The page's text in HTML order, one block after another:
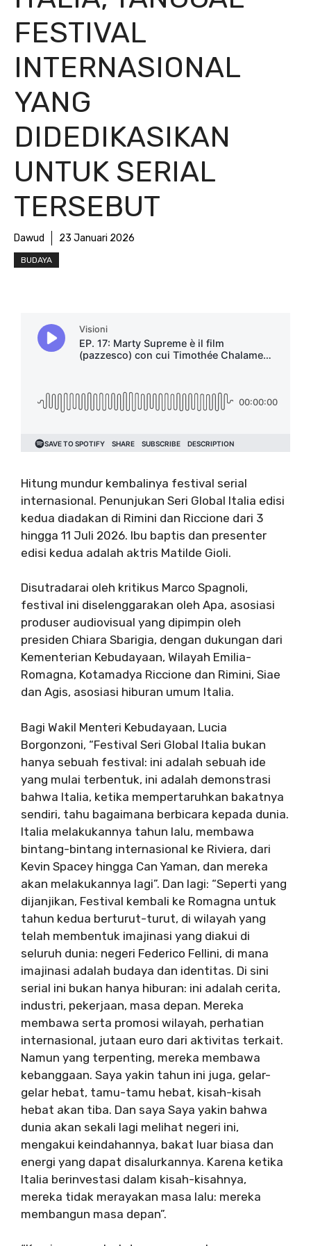
FESTIVAL
INTERNASIONAL
YANG
DIDEDIKASIKAN
UNTUK SERIAL
TERSEBUT
Dawud 23 Januari 2026
BUDAYA
Hitung mundur kembalinya festival serial
internasional. Penunjukan Seri Global Italia edisi
kedua diadakan di Rimini dan Riccione dari 3
hingga 11 Juli 2026. Ibu baptis dan presenter
edisi kedua adalah aktris Matilde Gioli.
Disutradarai oleh kritikus Marco Spagnoli,
festival ini diselenggarakan oleh Apa, asosiasi
produser audiovisual yang dipimpin oleh
presiden Chiara Sbarigia, dengan dukungan dari
Kementerian Kebudayaan, Wilayah Emilia-
Romagna, Kotamadya Riccione dan Rimini, Siae
dan Agis, asosiasi hiburan umum Italia.
Bagi Wakil Menteri Kebudayaan, Lucia
Borgonzoni, “Festival Seri Global Italia bukan
hanya sebuah festival: ini adalah sebuah ide
yang mulai terbentuk, ini adalah demonstrasi
bahwa Italia, ketika mempertaruhkan bakatnya
sendiri, tahu bagaimana berbicara kepada dunia.
Italia melakukannya tahun lalu, membawa
bintang-bintang internasional ke Riviera, dari
Kevin Spacey hingga Can Yaman, dan mereka
akan melakukannya lagi”. Dan lagi: “Seperti yang
dijanjikan, Festival kembali ke Romagna untuk
tahun kedua berturut-turut, di wilayah yang
telah membentuk imajinasi yang diakui di
seluruh dunia: negeri Federico Fellini, di mana
imajinasi adalah budaya dan identitas. Di sini
serial ini bukan hanya hiburan: ini adalah cerita,
industri, pekerjaan, masa depan. Mereka
membawa serta promosi wilayah, perhatian
internasional, jutaan euro dari aktivitas terkait.
Namun yang terpenting, mereka membawa
kebanggaan. Saya yakin tahun ini juga, gelar-
gelar hebat, tamu-tamu hebat, kisah-kisah
hebat akan tiba. Dan saya Saya yakin bahwa
dunia akan sekali lagi melihat negeri ini,
mengakui keindahannya, bakat luar biasa dan
energi yang dapat disalurkannya. Karena ketika
Italia berinvestasi dalam kisah-kisahnya,
mereka tidak merayakan masa lalu: mereka
membangun masa depan”.